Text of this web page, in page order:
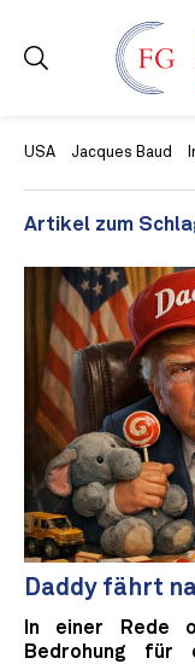
USA Jacques Baud
Artikel zum
Daddy fährt
In einer Rede
Bedrohung für